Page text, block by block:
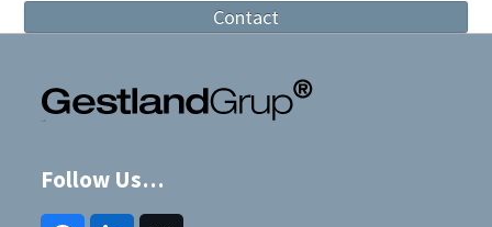
Contact
Follow Us…